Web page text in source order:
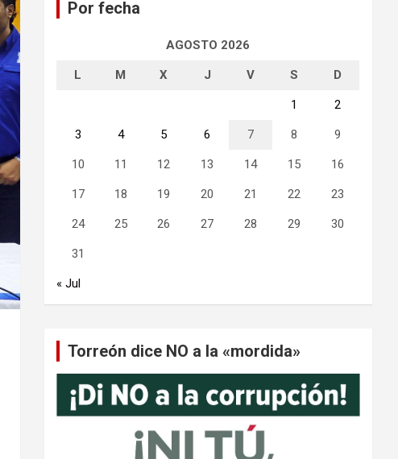
Por fecha
AGOSTO 2026
L M X J V S D
1 2
3 4 5 6 7 8 9
10 11 12 13 14 15 16
17 18 19 20 21 22 23
24 25 26 27 28 29 30
31
« Jul
Torreón dice NO a la «mordida»